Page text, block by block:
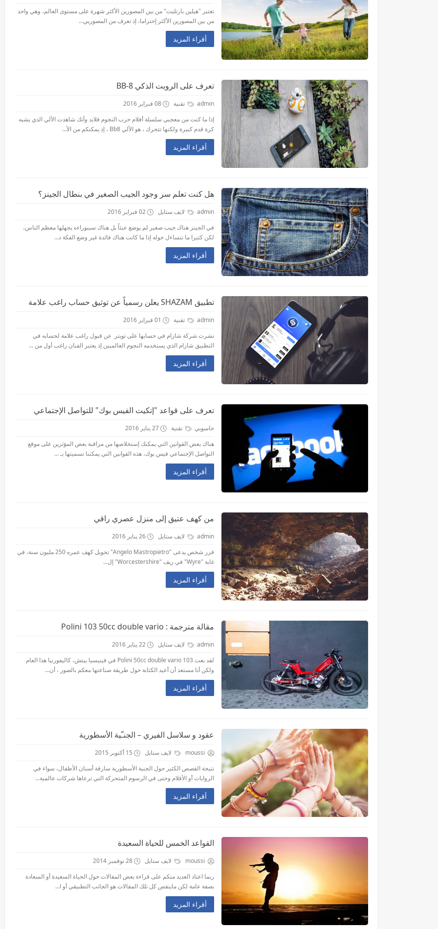
تعتبر "هيلين بارتليت" من بين المصورين الأكثر شهرة على مستوى العالم، وهي واحد
من بين المصورين الأكثر إحتراما، إذ تعرف من المصوريي...
أقراء المزيد
تعرف على الروبت الذكي BB-8
admin تقنية
08 فبراير 2016
إذا ما كنت من معجبي سلسلة أفلام حرب النجوم فلابد وأنك شاهدت الألي الذي يشبه
كرة قدم كبيرة ولكنها تتحرك ، هو الألي Bb8 ، إذ يمكنكم من الأ...
أقراء المزيد
هل كنت تعلم سر وجود الجيب الصغير في بنطال الجينز؟
admin لايف ستايل
02 فبراير 2016
في الجينز هناك جيب صغير لم يوضع عبثاً بل هناك سببوراءه يجهلها معظم الناس،
لكن كثيرا ما نتساءل حوله إذا ما كانت هناك فائدة غير وضع الفكة د...
أقراء المزيد
تطبيق SHAZAM يعلن رسمياً عن توثيق حساب راغب علامة
admin تقنية
01 فبراير 2016
نشرت شركة شازام في حسابها على تويتر عن قبول راغب علامة لحسابه في
التطبيق شازام الذي يستخدمه النجوم العالميين إذ يعتبر الفنان راغب أول من ...
أقراء المزيد
تعرف على قواعد "إتكيت الفيس بوك" للتواصل الإجتماعي
حاسوبي تقنية
27 يناير 2016
هناك بعض القوانين التي يمكنك إستخلاصها من مراقبة بعض المؤثرين على موقع
التواصل الإجتماعي فيس بوك، هذه القوانين التي يمكننا تسميتها بـ ...
أقراء المزيد
من كهف عتيق إلى منزل عصري راقي
admin لايف ستايل
26 يناير 2016
قرر شخص يدعى "Angelo Mastropietro" تحويل كهف عمره 250 مليون سنة، في
غابة "Wyre" في ريف "Worcestershire" إل...
أقراء المزيد
مقالة مترجمة : Polini 103 50cc double vario
admin لايف ستايل
22 يناير 2016
لقد بعت 103 Polini 50cc double vario في فينيسيا بيتش، كاليفورنيا هذا العام
ولكن أنا مستعد أن أعيد الكتابة حول طريقة صناعتها معكم بالصور ، أن...
أقراء المزيد
عقود و سلاسل الفيري – الجنـّية الأسطورية
moussi لايف ستايل
15 أكتوبر 2015
نتيجة القصص الكثير حول الجنية الأسطورية سارقة أسنان الأطفال، سواء في
الروايات أو الأفلام وحتى في الرسوم المتحركة التي ترعاها شركات عالمية...
أقراء المزيد
القواعد الخمس للحياة السعيدة
moussi لايف ستايل
28 نوفمبر 2014
ربما اعتاد العديد منكم على قراءة بعض المقالات حول الحياة السعيدة أو السعادة
بصفة عامة لكن ماينقص كل تلك المقالات هو الجانب التطبيقي أو ا...
أقراء المزيد